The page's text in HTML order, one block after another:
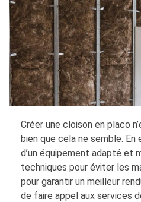
Créer une cloison en placo
bien que cela ne semble.
d’un équipement adapté et
techniques pour éviter les
pour garantir un meilleur
de faire appel aux services